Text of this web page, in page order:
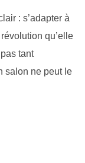
: s’adapter à
qu’elle
tant
salon ne peut le